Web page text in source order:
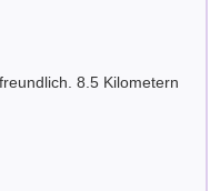
8.5 Kilometern